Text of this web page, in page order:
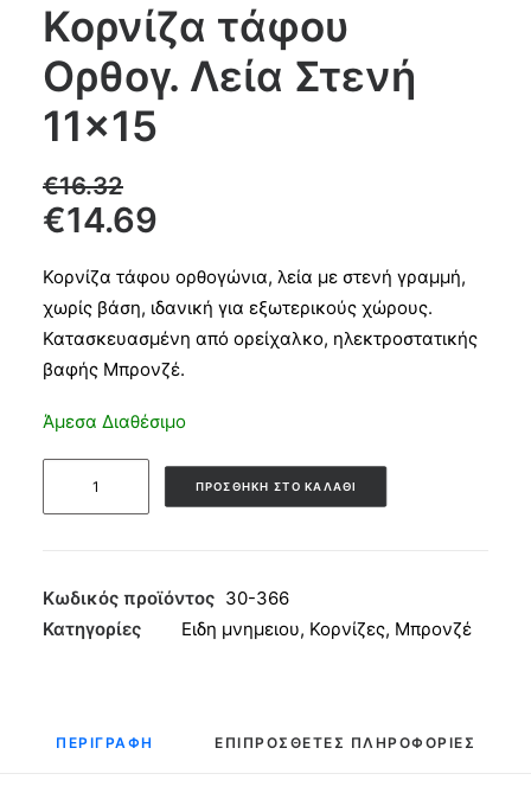
Products
search
CART
Κορνίζα τάφου
Ορθογ. Λεία Στενή
11×15
€16.32
€14.69
Κορνίζα τάφου ορθογώνια, λεία με στενή γραμμή,
χωρίς βάση, ιδανική για εξωτερικούς χώρους.
Κατασκευασμένη από ορείχαλκο, ηλεκτροστατικής
βαφής Μπρονζέ.
Άμεσα Διαθέσιμο
Στενή
11x15
ΠΡΟΣΘΉΚΗ ΣΤΟ ΚΑΛΆΘΙ
Κωδικός προϊόντος 30-366
Κατηγορίες
Ειδη μνημειου, Κορνίζες, Μπρονζέ
ΠΕΡΙΓΡΑΦΉ ΕΠΙΠΡΌΣΘΕΤΕΣ ΠΛΗΡΟΦΟΡΊΕΣ